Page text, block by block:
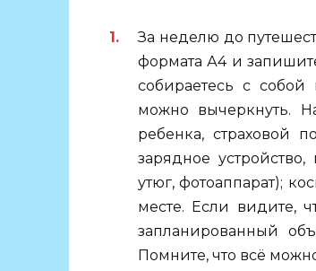
За неделю до
формата А4 и
собираетесь с
можно вычеркнуть.
ребенка, страховой
зарядное
утюг, фотоаппарат);
месте. Если видите,
запланированный
Помните, что всё